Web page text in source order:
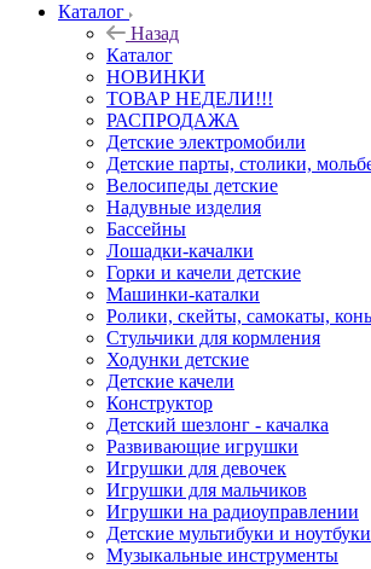
Каталог
Назад
Каталог
НОВИНКИ
ТОВАР НЕДЕЛИ!!!
РАСПРОДАЖА
Детские электромобили
Детские парты, столики,
Велосипеды детские
Надувные изделия
Бассейны
Лошадки-качалки
Горки и качели детские
Машинки-каталки
Ролики, скейты, самокаты,
Стульчики для кормления
Ходунки детские
Детские качели
Конструктор
Детский шезлонг - качалка
Развивающие игрушки
Игрушки для девочек
Игрушки для мальчиков
Игрушки на радиоуправлении
Детские мультибуки и ноутбуки
Музыкальные инструменты